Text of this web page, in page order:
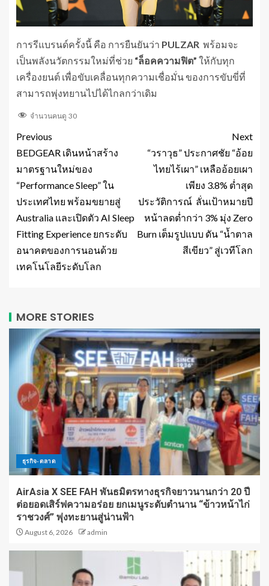
การรีแบรนด์ครั้งนี้ คือ การยืนยันว่า PULZAR พร้อมจะ
เป็นพลังนวัตกรรมใหม่ที่ช่วย “ล็อคความฟิต” ให้กับทุก
เครื่องยนต์ เพื่อขับเคลื่อนทุกความเชื่อมั่น ของการขับขี่ที่
สามารถพุ่งทยานไปได้ไกลกว่าเดิม
จำนวนคนดู 30
Previous
BEDGEAR เดินหน้าสร้าง
มาตรฐานใหม่ของ
“Performance Sleep” ใน
ประเทศไทย พร้อมขยายสู่
Australia และเปิดตัว AI Sleep
Fitting Experience ยกระดับ
อนาคตของการนอนด้วย
เทคโนโลยีระดับโลก
Next
“วราวุธ” ประกาศชัย “อ้อย
ไทยไร้เผา” เหลืออ้อยเผา
เพียง 3.8% ต่ำสุด
ประวัติการณ์ ลั่นเป้าหมายปี
หน้าลดต่ำกว่า 3% มุ่ง Zero
Burn เต็มรูปแบบ ดัน “น้ำตาล
สีเขียว” สู่เวทีโลก
MORE STORIES
ธุรกิจ-ตลาด
AirAsia X SEE FAH พันธมิตรทางธุรกิจยาวนานกว่า 20 ปี
ต่อยอดเสิร์ฟความอร่อย ยกเมนูระดับตำนาน “ข้าวหน้าไก่
ราชวงศ์” พุ่งทะยานสู่น่านฟ้า
August 6, 2026 admin